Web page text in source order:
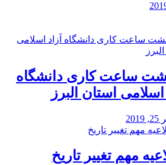
ساعت کاری دانشگاه
اسلامی استان البرز
مهم تغییر تاریخ